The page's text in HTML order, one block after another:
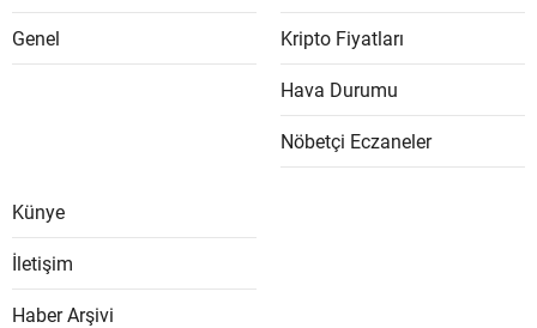
Genel Kripto Fiyatları
Hava Durumu
Nöbetçi Eczaneler
Künye
İletişim
Haber Arşivi